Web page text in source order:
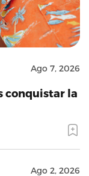
Ago 7, 2026
conquistar la
Ago 2, 2026